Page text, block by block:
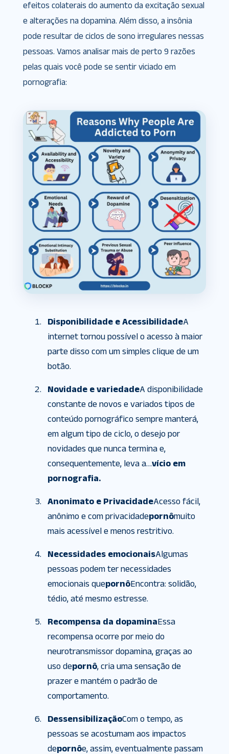
efeitos colaterais do aumento da excitação sexual
e alterações na dopamina. Além disso, a insônia
pode resultar de ciclos de sono irregulares nessas
pessoas. Vamos analisar mais de perto 9 razões
pelas quais você pode se sentir viciado em
pornografia:
Disponibilidade e AcessibilidadeA
internet tornou possível o acesso à maior
parte disso com um simples clique de um
botão.
Novidade e variedadeA disponibilidade
constante de novos e variados tipos de
conteúdo pornográfico sempre manterá,
em algum tipo de ciclo, o desejo por
novidades que nunca termina e,
consequentemente, leva a…vício em
pornografia.
Anonimato e PrivacidadeAcesso fácil,
anônimo e com privacidadepornômuito
mais acessível e menos restritivo.
Necessidades emocionaisAlgumas
pessoas podem ter necessidades
emocionais quepornôEncontra: solidão,
tédio, até mesmo estresse.
Recompensa da dopaminaEssa
recompensa ocorre por meio do
neurotransmissor dopamina, graças ao
uso depornô, cria uma sensação de
prazer e mantém o padrão de
comportamento.
DessensibilizaçãoCom o tempo, as
pessoas se acostumam aos impactos
depornôe, assim, eventualmente passam